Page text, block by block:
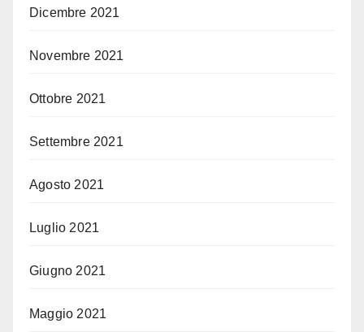
Dicembre 2021
Novembre 2021
Ottobre 2021
Settembre 2021
Agosto 2021
Luglio 2021
Giugno 2021
Maggio 2021